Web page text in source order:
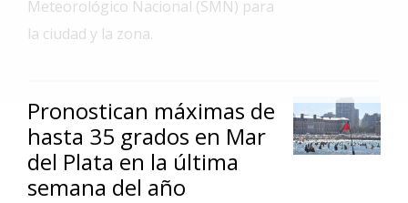
Fotos
Familia
Fúnebres
Meteorológico Nacional (SMN) para
la ciudad y la zona.
Pronostican máximas de
hasta 35 grados en Mar
del Plata en la última
semana del año